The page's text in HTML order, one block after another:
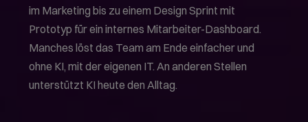
im Marketing bis zu einem Design Sprint mit
Prototyp für ein internes Mitarbeiter-Dashboard.
Manches löst das Team am Ende einfacher und
ohne KI, mit der eigenen IT. An anderen Stellen
unterstützt KI heute den Alltag.